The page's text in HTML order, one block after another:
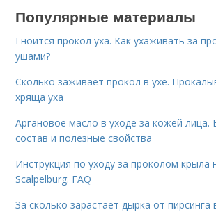
Популярные материалы
Гноится прокол уха. Как ухаживать за
ушами?
Сколько заживает прокол в ухе.
хряща уха
Аргановое масло в уходе за кожей лица.
состав и полезные свойства
Инструкция по уходу за проколом крыла
Scalpelburg. FAQ
За сколько зарастает дырка от пирсинга